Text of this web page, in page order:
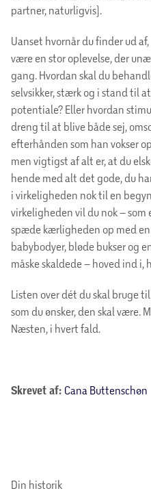
partner, naturligvis).
Uanset hvornår du finder ud
være en stor oplevelse, der
gang. Hvordan skal du
selvsikker, stærk og i stand til
potentiale? Eller hvordan
dreng til at blive både sej,
efterhånden som han vokser
men vigtigst af alt er, at du
hende med alt det gode, du
i virkeligheden nok til en
virkeligheden vil du nok –
spæde kærligheden op med
babybodyer, bløde bukser og
måske skaldede – hoved ind i,
Listen over dét du skal bruge
som du ønsker, den skal være.
Næsten, i hvert fald.
Skrevet af: Cana Buttenschøn
Din historik